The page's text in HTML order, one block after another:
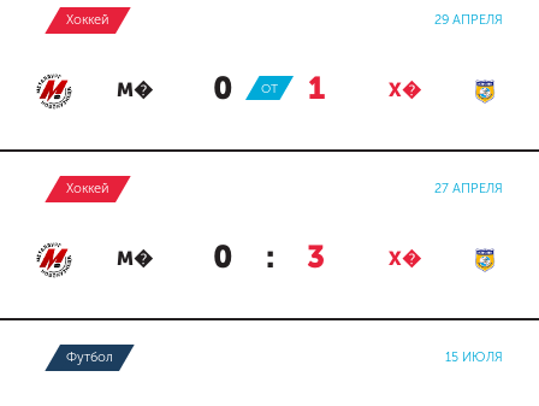
Хоккей 29 АПРЕЛЯ
М� 0 : 1 Х�
ОТ
Хоккей 27 АПРЕЛЯ
М� 0 : 3 Х�
Футбол 15 ИЮЛЯ